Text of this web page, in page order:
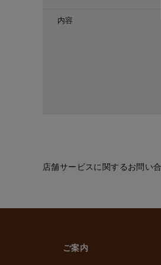
内容
店舗サービスに関するお問い
ご案内